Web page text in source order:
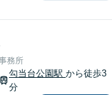
題でお
談く
務所
勾当台公園駅から徒歩3
分